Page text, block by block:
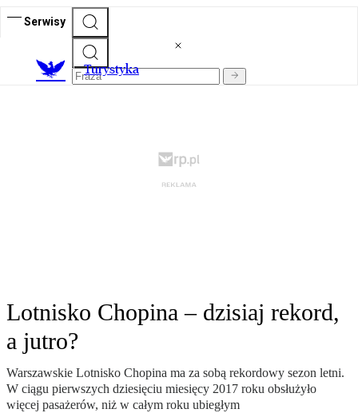
Serwisy
Turystyka
Lotnisko Chopina – dzisiaj rekord,
a jutro?
Warszawskie Lotnisko Chopina ma za sobą rekordowy sezon letni.
W ciągu pierwszych dziesięciu miesięcy 2017 roku obsłużyło
więcej pasażerów, niż w całym roku ubiegłym